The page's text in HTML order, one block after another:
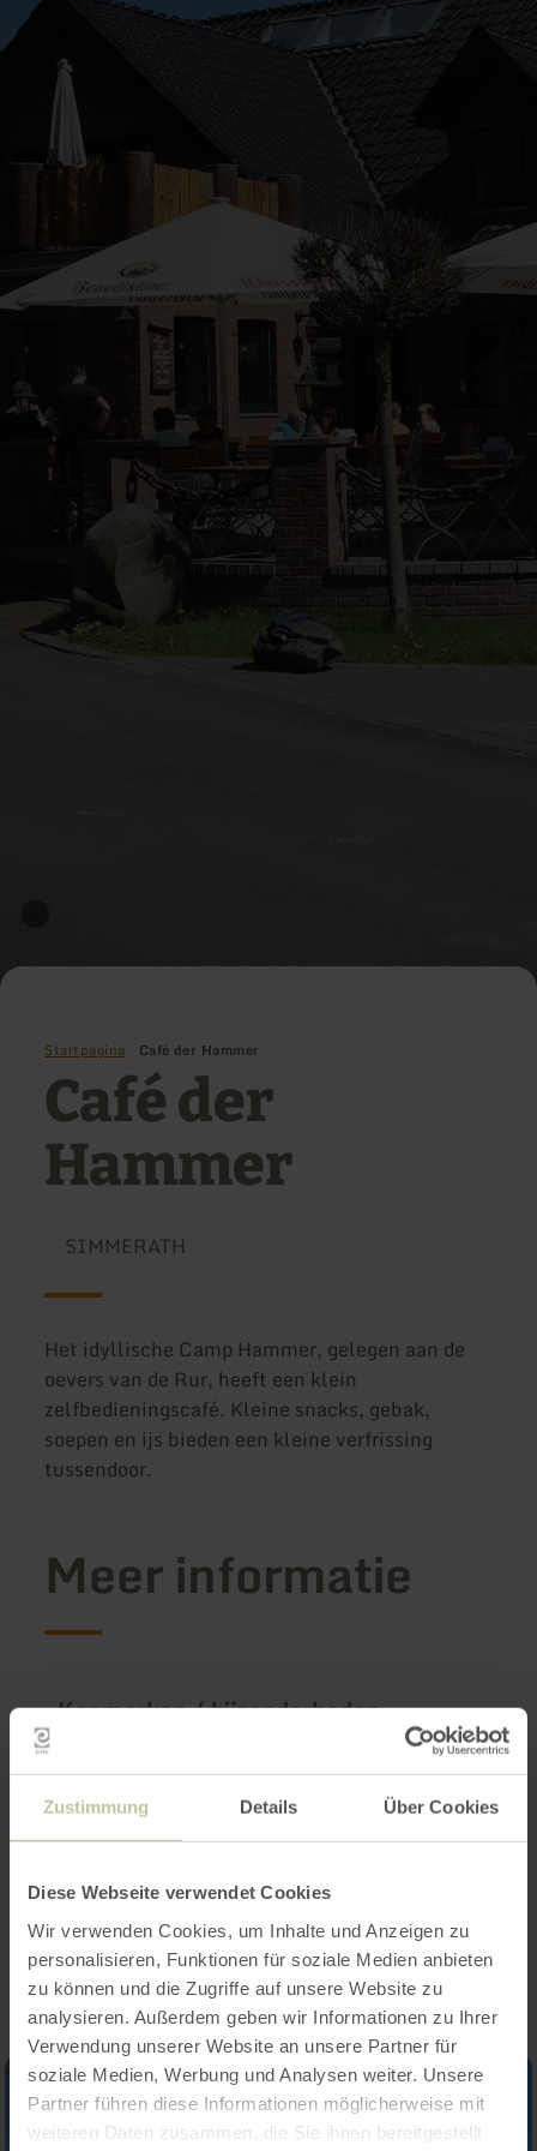
Zustimmung Details Über Cookies
Diese Webseite verwendet Cookies
Wir verwenden Cookies, um Inhalte und Anzeigen zu
personalisieren, Funktionen für soziale Medien anbieten
zu können und die Zugriffe auf unsere Website zu
analysieren. Außerdem geben wir Informationen zu Ihrer
Verwendung unserer Website an unsere Partner für
soziale Medien, Werbung und Analysen weiter. Unsere
Partner führen diese Informationen möglicherweise mit
weiteren Daten zusammen, die Sie ihnen bereitgestellt
Startpagina Café der Hammer
Café der
Hammer
SIMMERATH
Het idyllische Camp Hammer, gelegen aan de
oevers van de Rur, heeft een klein
zelfbedieningscafé. Kleine snacks, gebak,
soepen en ijs bieden een kleine verfrissing
tussendoor.
Meer informatie
Kenmerken / bijzonderheden
Categorieën
Aantal zitplaatsen
Impressies